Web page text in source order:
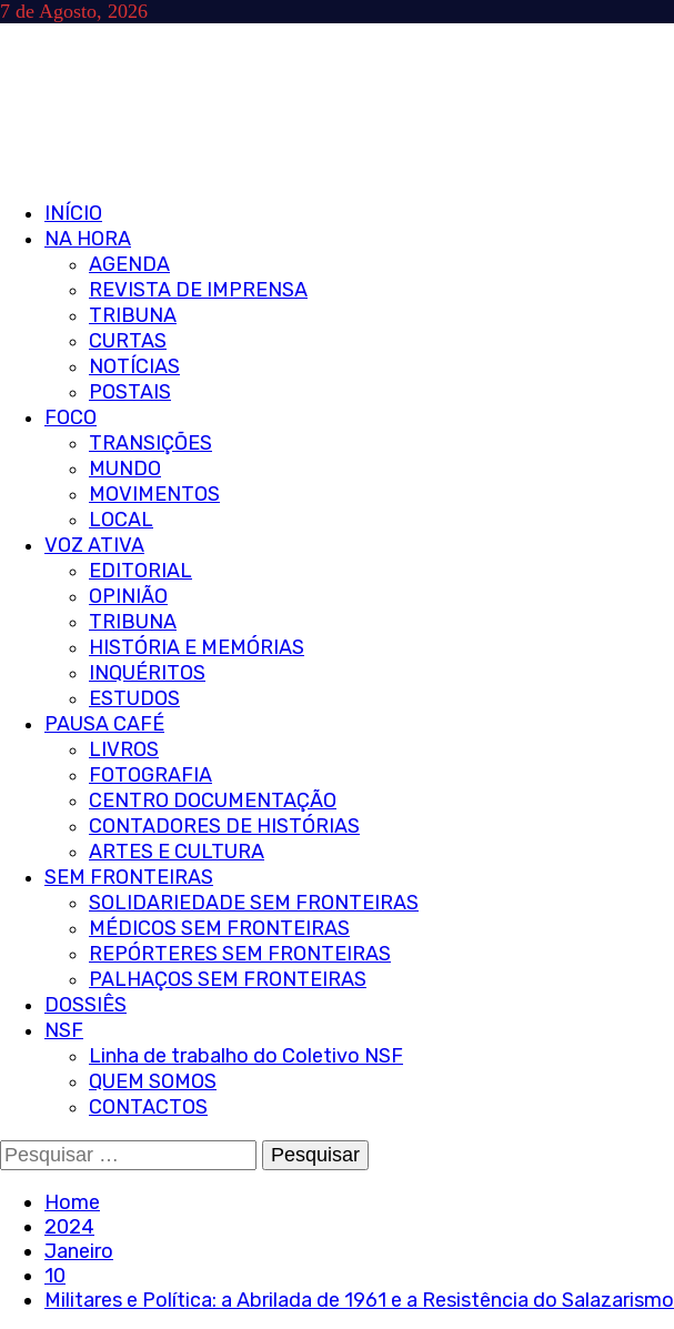
Skip
7 de Agosto, 2026
Primary
Menu
INÍCIO
NA HORA
AGENDA
REVISTA DE IMPRENSA
TRIBUNA
CURTAS
NOTÍCIAS
POSTAIS
FOCO
TRANSIÇÕES
MUNDO
MOVIMENTOS
LOCAL
VOZ ATIVA
EDITORIAL
OPINIÃO
TRIBUNA
HISTÓRIA E MEMÓRIAS
INQUÉRITOS
ESTUDOS
PAUSA CAFÉ
LIVROS
FOTOGRAFIA
CENTRO DOCUMENTAÇÃO
CONTADORES DE HISTÓRIAS
ARTES E CULTURA
SEM FRONTEIRAS
SOLIDARIEDADE SEM FRONTEIRAS
MÉDICOS SEM FRONTEIRAS
REPÓRTERES SEM FRONTEIRAS
PALHAÇOS SEM FRONTEIRAS
DOSSIÊS
NSF
Linha de trabalho do Coletivo NSF
QUEM SOMOS
CONTACTOS
Pesquisar
por:
Home
2024
Janeiro
10
Militares e Política: a Abrilada de 1961 e a Resistência do Salazarismo